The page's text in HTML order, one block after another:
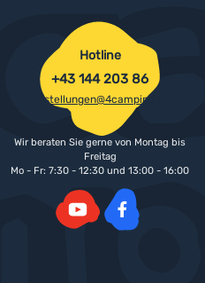
Hotline
+43 144 203 86
bestellungen@4camping.at
Wir beraten Sie gerne von Montag bis
Freitag
Mo - Fr: 7:30 - 12:30 und 13:00 - 16:00